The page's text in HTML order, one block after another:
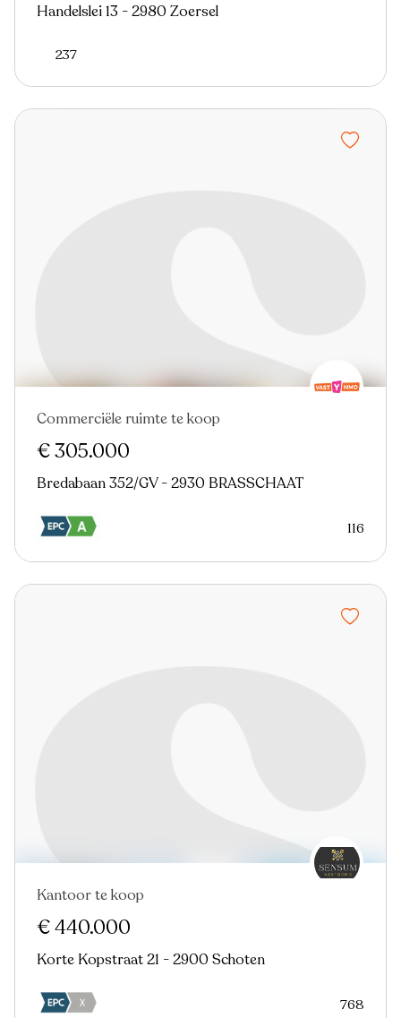
Handelslei 13 - 2980 Zoersel
237
Nieuw
Commerciële ruimte te koop
€ 305.000
Bredabaan 352/GV - 2930 BRASSCHAAT
116
Nieuw
Kantoor te koop
€ 440.000
Korte Kopstraat 21 - 2900 Schoten
768